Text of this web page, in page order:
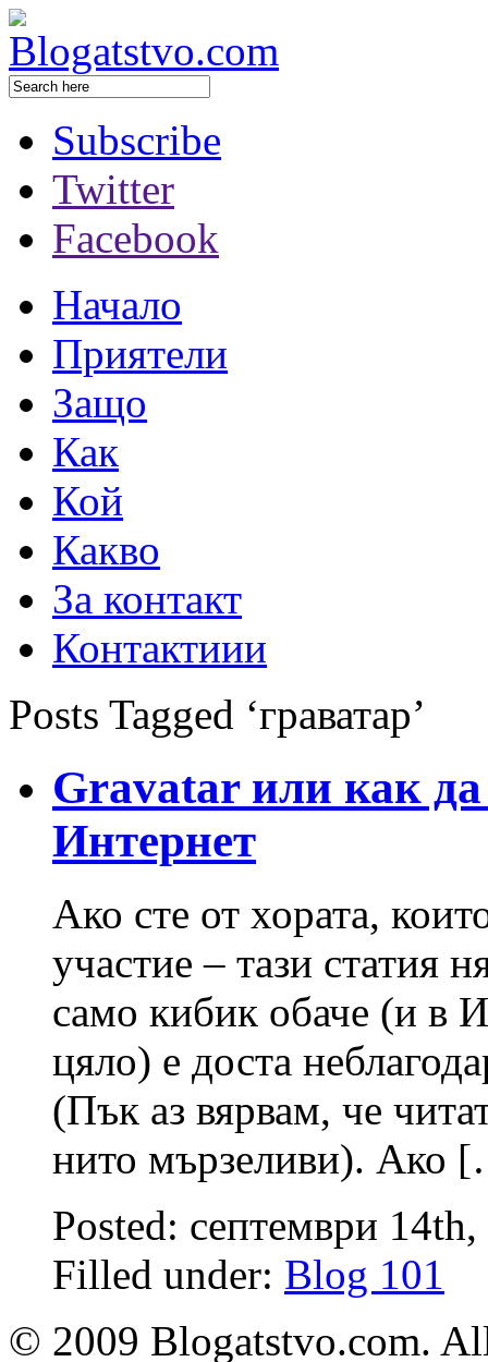
Subscribe
Twitter
Facebook
Начало
Приятели
Защо
Как
Кой
Какво
За контакт
Контактиии
Posts Tagged ‘граватар’
Gravatar или как
Интернет
Ако сте от хората,
участие – тази статия
само кибик обаче (и в
цяло) е доста
(Пък аз вярвам, че
нито мързеливи). Ако
Posted: септември
Filled under: Blog 101
© 2009 Blogatstvo.com.